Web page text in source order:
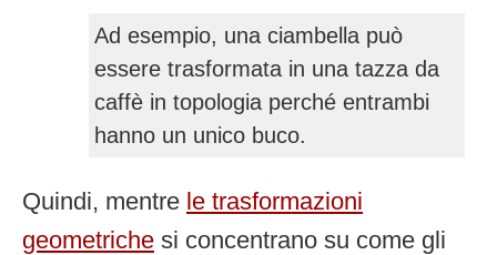
Ad esempio, una ciambella può
essere trasformata in una tazza da
caffè in topologia perché entrambi
hanno un unico buco.
Quindi, mentre le trasformazioni
geometriche si concentrano su come gli